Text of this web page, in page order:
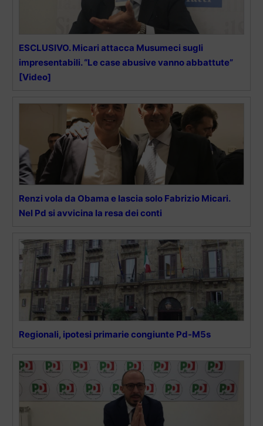
ESCLUSIVO. Micari attacca Musumeci sugli
impresentabili. “Le case abusive vanno abbattute”
[Video]
Renzi vola da Obama e lascia solo Fabrizio Micari.
Nel Pd si avvicina la resa dei conti
Regionali, ipotesi primarie congiunte Pd-M5s